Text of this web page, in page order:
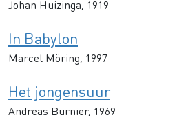
Johan Huizinga, 1919
In Babylon
Marcel Möring, 1997
Het jongensuur
Andreas Burnier, 1969